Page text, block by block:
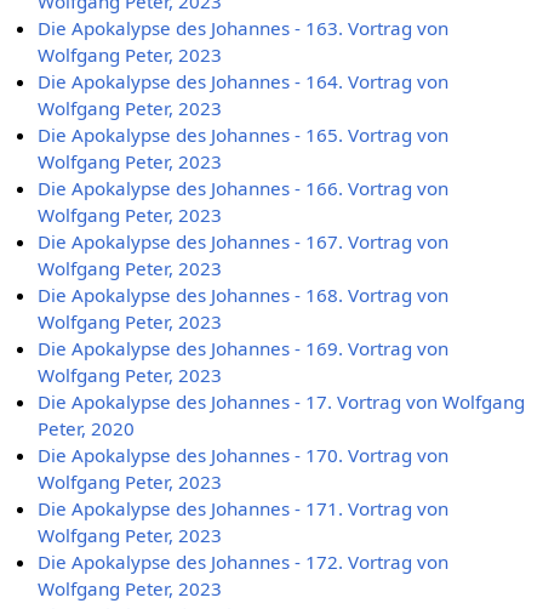
Die Apokalypse des Johannes - 163. Vortrag von
Wolfgang Peter, 2023
Die Apokalypse des Johannes - 164. Vortrag von
Wolfgang Peter, 2023
Die Apokalypse des Johannes - 165. Vortrag von
Wolfgang Peter, 2023
Die Apokalypse des Johannes - 166. Vortrag von
Wolfgang Peter, 2023
Die Apokalypse des Johannes - 167. Vortrag von
Wolfgang Peter, 2023
Die Apokalypse des Johannes - 168. Vortrag von
Wolfgang Peter, 2023
Die Apokalypse des Johannes - 169. Vortrag von
Wolfgang Peter, 2023
Die Apokalypse des Johannes - 17. Vortrag von Wolfgang
Peter, 2020
Die Apokalypse des Johannes - 170. Vortrag von
Wolfgang Peter, 2023
Die Apokalypse des Johannes - 171. Vortrag von
Wolfgang Peter, 2023
Die Apokalypse des Johannes - 172. Vortrag von
Wolfgang Peter, 2023